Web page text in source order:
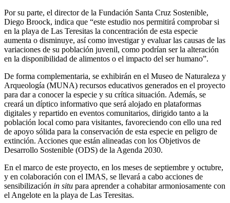
Por su parte, el director de la Fundación Santa Cruz Sostenible,
Diego Broock, indica que “este estudio nos permitirá comprobar si
en la playa de Las Teresitas la concentración de esta especie
aumenta o disminuye, así como investigar y evaluar las causas de las
variaciones de su población juvenil, como podrían ser la alteración
en la disponibilidad de alimentos o el impacto del ser humano”.
De forma complementaria, se exhibirán en el Museo de Naturaleza y
Arqueología (MUNA) recursos educativos generados en el proyecto
para dar a conocer la especie y su crítica situación. Además, se
creará un díptico informativo que será alojado en plataformas
digitales y repartido en eventos comunitarios, dirigido tanto a la
población local como para visitantes, favoreciendo con ello una red
de apoyo sólida para la conservación de esta especie en peligro de
extinción. Acciones que están alineadas con los Objetivos de
Desarrollo Sostenible (ODS) de la Agenda 2030.
En el marco de este proyecto, en los meses de septiembre y octubre,
y en colaboración con el IMAS, se llevará a cabo acciones de
sensibilización in situ para aprender a cohabitar armoniosamente con
el Angelote en la playa de Las Teresitas.